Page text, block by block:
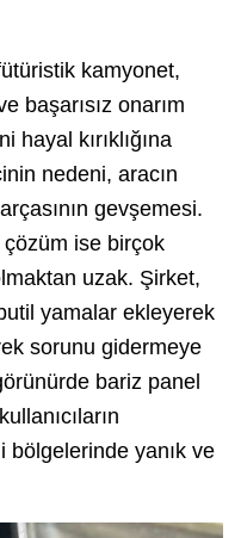
kamyonet,
başarısız onarım
kırıklığına
nedeni, aracın
gevşemesi.
çözüm ise birçok
uzak. Şirket,
yamalar ekleyerek
sorunu gidermeye
bariz panel
bölgelerinde yanık ve